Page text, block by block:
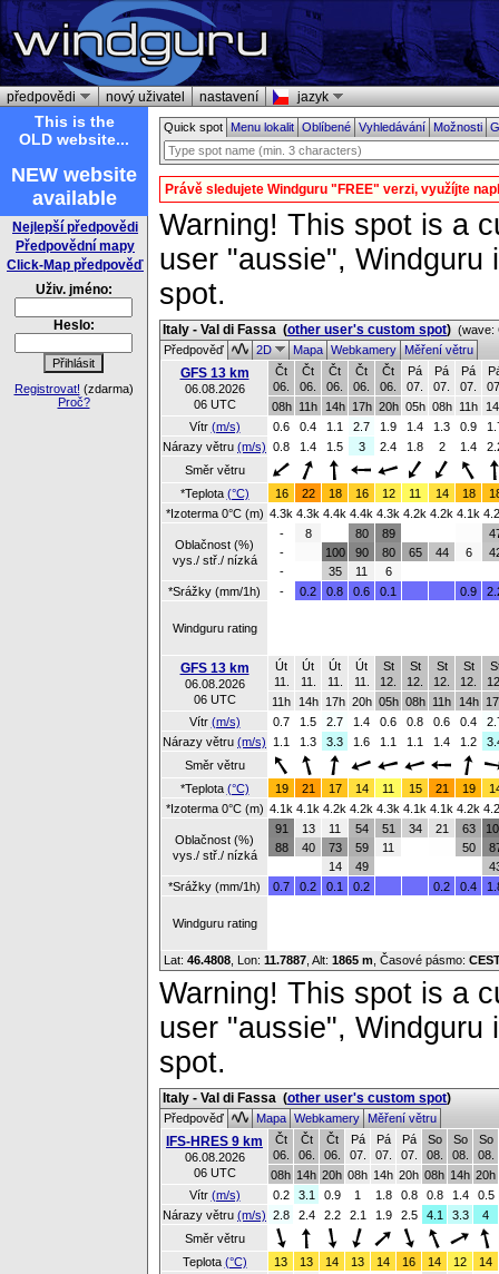
předpovědi nový uživatel nastavení jazyk
This is the
OLD website...
NEW website
available
Nejlepší předpovědi
Předpovědní mapy
Click-Map předpověď
Uživ. jméno:
Heslo:
Registrovat! (zdarma)
Proč?
Quick spot Menu lokalitOblíbenéVyhledáváníMožnosti
Právě sledujete Windguru "FREE" verzi, využíjte
Warning! This spot is a
user "aussie",
spot.
Italy - Val di Fassa (other user's custom spot) (wave:
Předpověď
2D MapaWebkameryMěření větru
GFS 13 km
06.08.2026
06 UTC
Čt
06.
Čt
06.
Čt
06.
Čt
06.
Čt
06.
Pá
07.
Pá
07.
Pá
07.
08h
11h 14h 17h 20h 05h 08h 11h
Vítr (m/s) 0.6 0.4 1.1 2.7 1.9 1.4 1.3 0.9
Nárazy větru (m/s) 0.8 1.4 1.5 3 2.4 1.8 2 1.4
Směr větru
*Teplota (°C) 16 22 18 16 12 11 14 18
*Izoterma 0°C (m) 4.3k 4.3k 4.4k 4.4k 4.3k 4.2k 4.2k 4.1k
Oblačnost (%)
vys./ stř./ nízká
-
-
-
8
100
35
80
90
11
89
80
6
65 44 6
*Srážky (mm/1h) - 0.2 0.8 0.6 0.1 0.9
Windguru rating
GFS 13 km
06.08.2026
06 UTC
Út
11.
Út
11.
Út
11.
Út
11.
St
12.
St
12.
St
12.
St
12.
11h
14h 17h 20h 05h 08h 11h 14h
Vítr (m/s) 0.7 1.5 2.7 1.4 0.6 0.8 0.6 0.4
Nárazy větru (m/s) 1.1 1.3 3.3 1.6 1.1 1.1 1.4 1.2
Směr větru
*Teplota (°C) 19 21 17 14 11 15 21 19
*Izoterma 0°C (m) 4.1k 4.1k 4.2k 4.2k 4.3k 4.1k 4.1k 4.2k
Oblačnost (%)
vys./ stř./ nízká
91
88
13
40
11
73
14
54
59
49
51
11
34 21
63
50
*Srážky (mm/1h)
0.7 0.2 0.1 0.2 0.2 0.4
Windguru rating
Lat: 46.4808 , Lon: 11.7887 Alt: 1865 m , Časové pásmo:
Warning! This spot is a
user "aussie",
spot.
Italy - Val di Fassa (other user's custom spot)
Předpověď MapaWebkameryMěření větru
IFS-HRES 9 km
06.08.2026
06 UTC
Čt
06.
Čt
06.
Čt
06.
Pá
07.
Pá
07.
Pá
07.
So
08.
So
08.
So
08.
08h 14h 20h 08h 14h 20h 08h 14h 20h
Vítr (m/s) 0.2 3.1 0.9 1 1.8 0.8 0.8 1.4
0.5
Nárazy větru (m/s) 2.8 2.4 2.2 2.1 1.9 2.5 4.1 3.3
4
Směr větru
Teplota (°C) 13 13 14 13 14 16 14 12 14